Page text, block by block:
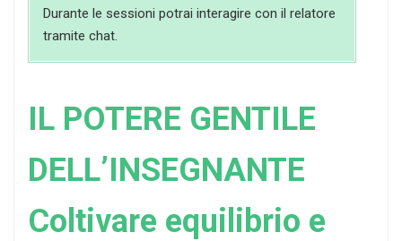
Durante le sessioni potrai interagire con il relatore
tramite chat.
IL POTERE GENTILE
DELL’INSEGNANTE
Coltivare equilibrio e